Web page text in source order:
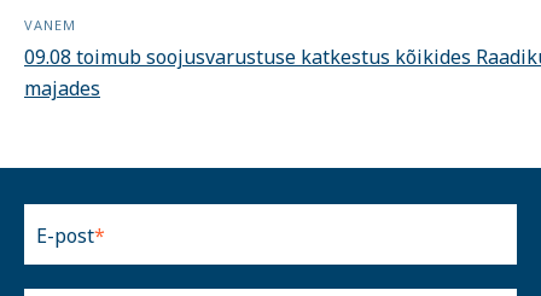
VANEM
09.08 toimub soojusvarustuse katkestus kõikides
majades
E-post